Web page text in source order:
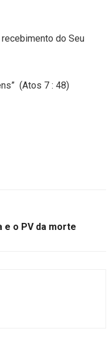
do Seu
(Atos 7 : 48)
e o PV da morte